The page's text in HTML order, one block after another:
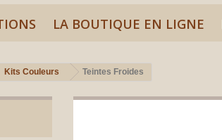
LA BOUTIQUE EN LIGNE
Kits Couleurs Teintes Froides